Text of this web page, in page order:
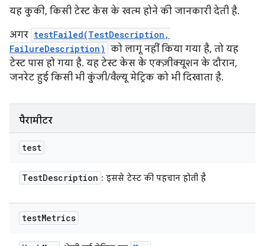
यह कुकी, किसी टेस्ट केस के खत्म होने की जानकारी देती है.
अगर testFailed(TestDescription,
FailureDescription) को लागू नहीं किया गया है, तो यह
टेस्ट पास हो गया है. यह टेस्ट केस के एक्ज़ीक्यूशन के दौरान,
जनरेट हुई किसी भी कुंजी/वैल्यू मेट्रिक को भी दिखाता है.
पैरामीटर
test
TestDescription : इससे टेस्ट की पहचान होती है
testMetrics